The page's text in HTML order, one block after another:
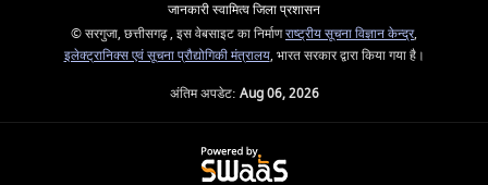
जानकारी स्वामित्व जिला प्रशासन
© सरगुजा, छत्तीसगढ़ , इस वेबसाइट का निर्माणराष्ट्रीय सूचना विज्ञान केन्द्र,
इलेक्ट्रानिक्स एवं सूचना प्रौद्योगिकी मंत्रालय, भारत सरकार द्वारा किया गया है।
अंतिम अपडेट: Aug 06, 2026